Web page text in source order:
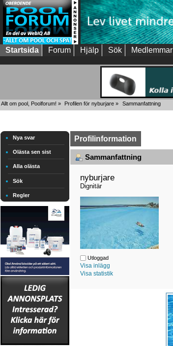
Startsida Forum Hjälp Sök Medlemmar
Allt om pool, Poolforum! » Profilen för nyburjare » Sammanfattning
Nya svar
Olästa sen sist
Alla olästa
Sök
Regler
Profilinformation
Sammanfattning
nyburjare
Dignitär
Utloggad
Visa inlägg
Visa statistik